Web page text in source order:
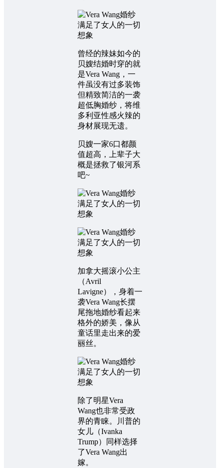
曾经的辣妹如今的
贝嫂结婚时穿的就
是Vera Wang，一
件虽没有过多装饰
但精致简洁的一袭
超低胸婚纱，将维
多利亚性感火辣的
身材展现无遗。
贝嫂一家6口都颜
值超高，上辈子大
概是拯救了银河系
吧~
加拿大摇滚小公主
（Avril
Lavigne），身着一
袭Vera Wang长摆
尾拖地婚纱看起来
格外的娇美，像从
童话里走出来的爱
丽丝。
除了明星Vera
Wang也非常受政
界的青睐。川普的
女儿（Ivanka
Trump）同样选择
了Vera Wang出
嫁。